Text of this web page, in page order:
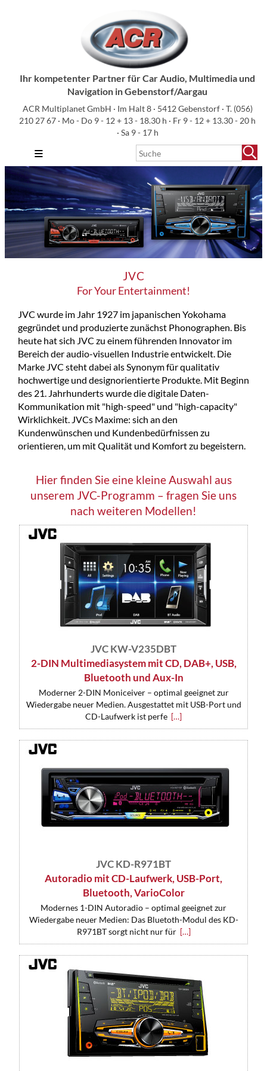
Ihr kompetenter Partner für Car Audio, Multimedia und
Navigation in Gebenstorf/Aargau
ACR Multiplanet GmbH · Im Halt 8 · 5412 Gebenstorf · T. (056)
210 27 67 · Mo - Do 9 - 12 + 13 - 18.30 h · Fr 9 - 12 + 13.30 - 20 h
· Sa 9 - 17 h
≡
JVC
For Your Entertainment!
JVC wurde im Jahr 1927 im japanischen Yokohama
gegründet und produzierte zunächst Phonographen. Bis
heute hat sich JVC zu einem führenden Innovator im
Bereich der audio-visuellen Industrie entwickelt. Die
Marke JVC steht dabei als Synonym für qualitativ
hochwertige und designorientierte Produkte. Mit Beginn
des 21. Jahrhunderts wurde die digitale Daten-
Kommunikation mit "high-speed" und "high-capacity"
Wirklichkeit. JVCs Maxime: sich an den
Kundenwünschen und Kundenbedürfnissen zu
orientieren, um mit Qualität und Komfort zu begeistern.
Hier finden Sie eine kleine Auswahl aus
unserem JVC-Programm – fragen Sie uns
nach weiteren Modellen!
JVC KW-V235DBT
2-DIN Multimediasystem mit CD, DAB+, USB,
Bluetooth und Aux-In
Moderner 2-DIN Moniceiver – optimal geeignet zur
Wiedergabe neuer Medien. Ausgestattet mit USB-Port und
CD-Laufwerk ist perfe […]
JVC KD-R971BT
Autoradio mit CD-Laufwerk, USB-Port,
Bluetooth, VarioColor
Modernes 1-DIN Autoradio – optimal geeignet zur
Wiedergabe neuer Medien: Das Bluetoth-Modul des KD-
R971BT sorgt nicht nur für […]